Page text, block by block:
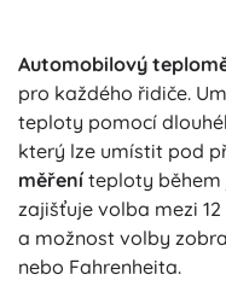
Automobilový
pro každého řidiče.
teploty pomocí
který lze umístit pod
měření teploty během
zajišťuje volba mezi
a možnost volby
nebo Fahrenheita.